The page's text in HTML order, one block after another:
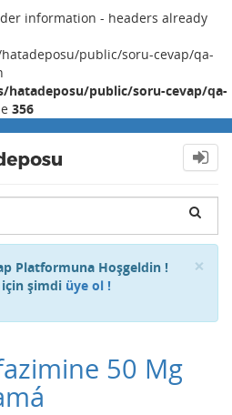
information - headers already
public/soru-cevap/qa-
hatadeposu/public/soru-cevap/qa-
356
×
Platformuna Hoşgeldin !
şimdi üye ol !
50 Mg